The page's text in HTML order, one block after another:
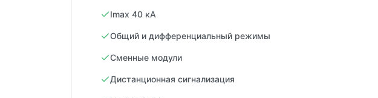
Imax 40 кА
Общий и дифференциальный режимы
Сменные модули
Дистанционная сигнализация